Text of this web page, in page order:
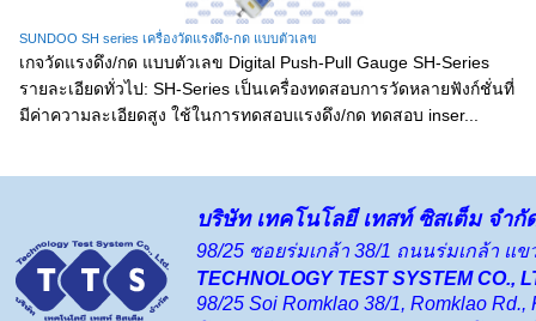
SUNDOO SH series เครื่องวัดแรงดึง-กด แบบตัวเลข
เกจวัดแรงดึง/กด แบบตัวเลข Digital Push-Pull Gauge SH-Series
รายละเอียดทั่วไป: SH-Series เป็นเครื่องทดสอบการวัดหลายฟังก์ชั่นที่
มีค่าความละเอียดสูง ใช้ในการทดสอบแรงดึง/กด ทดสอบ inser...
บริษัท เทคโนโลยี เทสท์ ซิสเต็ม จำ
98/25 ซอยร่มเกล้า 38/1 ถนนร่มเกล้า แ
TECHNOLOGY TEST SYSTEM CO.,
98/25 Soi Romklao 38/1, Romklao